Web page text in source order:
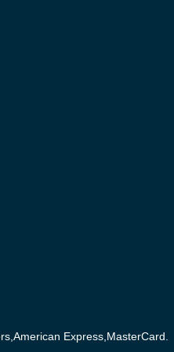
Express,MasterCard.